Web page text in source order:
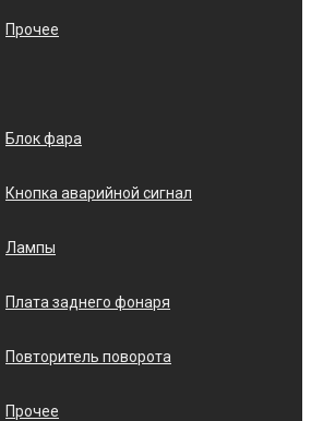
Прочее
Блок фара
Кнопка аварийной сигнал
Лампы
Плата заднего фонаря
Повторитель поворота
Прочее